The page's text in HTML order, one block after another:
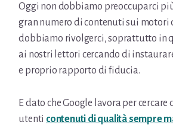
Oggi non dobbiamo preoccuparci
gran numero di contenuti sui motori
dobbiamo rivolgerci, soprattutto in
ai nostri lettori cercando di
e proprio rapporto di fiducia.
E dato che Google lavora per
utenti contenuti di qualità sempre